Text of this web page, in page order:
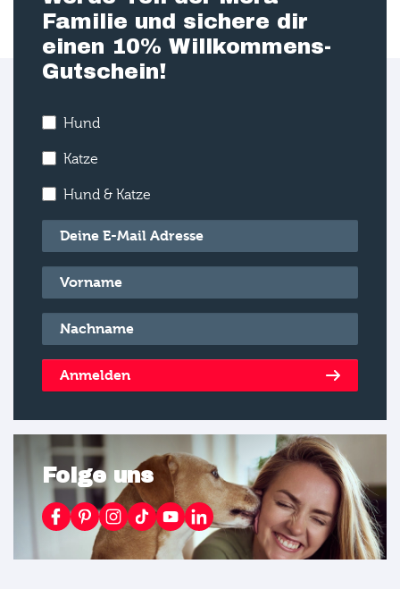
Familie und sichere dir
einen 10% Willkommens-
Gutschein!
Hund
Katze
Hund & Katze
E-Mail*
Vorname*
Nachname*
Anmelden
Folge uns